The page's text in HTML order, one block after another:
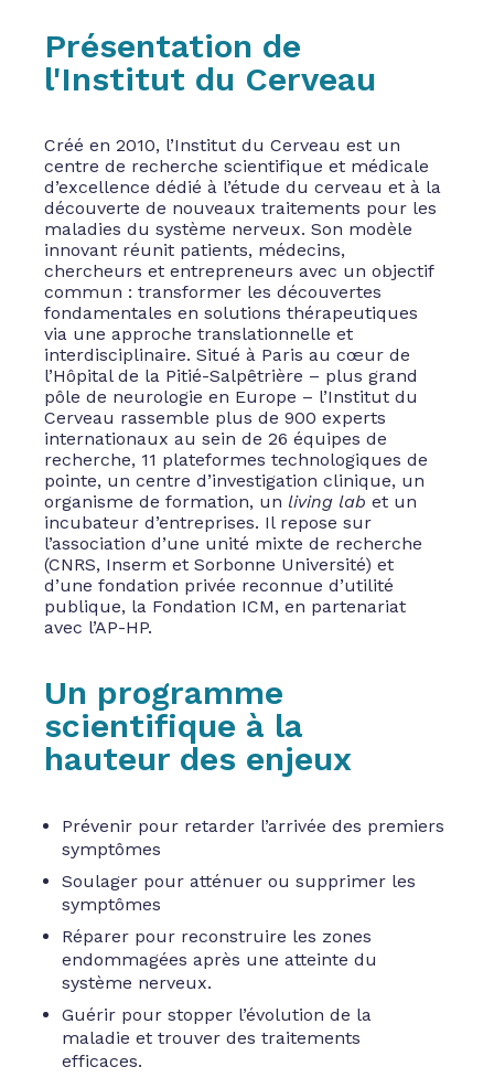
Présentation de
l'Institut du Cerveau
Créé en 2010, l’Institut du Cerveau est un
centre de recherche scientifique et médicale
d’excellence dédié à l’étude du cerveau et à la
découverte de nouveaux traitements pour les
maladies du système nerveux. Son modèle
innovant réunit patients, médecins,
chercheurs et entrepreneurs avec un objectif
commun : transformer les découvertes
fondamentales en solutions thérapeutiques
via une approche translationnelle et
interdisciplinaire. Situé à Paris au cœur de
l’Hôpital de la Pitié-Salpêtrière – plus grand
pôle de neurologie en Europe – l’Institut du
Cerveau rassemble plus de 900 experts
internationaux au sein de 26 équipes de
recherche, 11 plateformes technologiques de
pointe, un centre d’investigation clinique, un
organisme de formation, un living lab et un
incubateur d’entreprises. Il repose sur
l’association d’une unité mixte de recherche
(CNRS, Inserm et Sorbonne Université) et
d’une fondation privée reconnue d’utilité
publique, la Fondation ICM, en partenariat
avec l’AP-HP.
Un programme
scientifique à la
hauteur des enjeux
Prévenir pour retarder l’arrivée des premiers
symptômes
Soulager pour atténuer ou supprimer les
symptômes
Réparer pour reconstruire les zones
endommagées après une atteinte du
système nerveux.
Guérir pour stopper l’évolution de la
maladie et trouver des traitements
efficaces.